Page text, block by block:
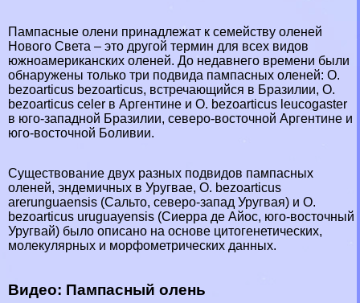
Пампасные олени принадлежат к семейству оленей
Нового Света – это другой термин для всех видов
южноамериканских оленей. До недавнего времени были
обнаружены только три подвида пампасных оленей: O.
bezoarticus bezoarticus, встречающийся в Бразилии, O.
bezoarticus celer в Аргентине и O. bezoarticus leucogaster
в юго-западной Бразилии, северо-восточной Аргентине и
юго-восточной Боливии.
Существование двух разных подвидов пампасных
оленей, эндемичных в Уругвае, O. bezoarticus
arerunguaensis (Сальто, северо-запад Уругвая) и O.
bezoarticus uruguayensis (Сиерра де Айос, юго-восточный
Уругвай) было описано на основе цитогенетических,
молекулярных и морфометрических данных.
Видео: Пампасный олень